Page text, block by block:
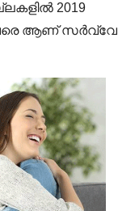
2019
ആണ് സർവ്വേ